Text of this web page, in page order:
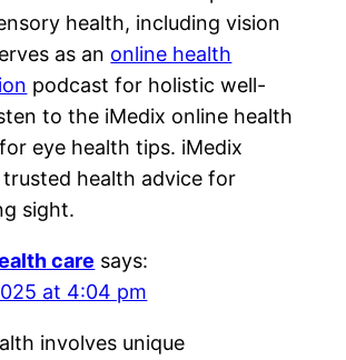
health, including vision
as an online health
podcast for holistic well-
to the iMedix online health
eye health tips. iMedix
health advice for
sight.
care says:
at 4:04 pm
involves unique